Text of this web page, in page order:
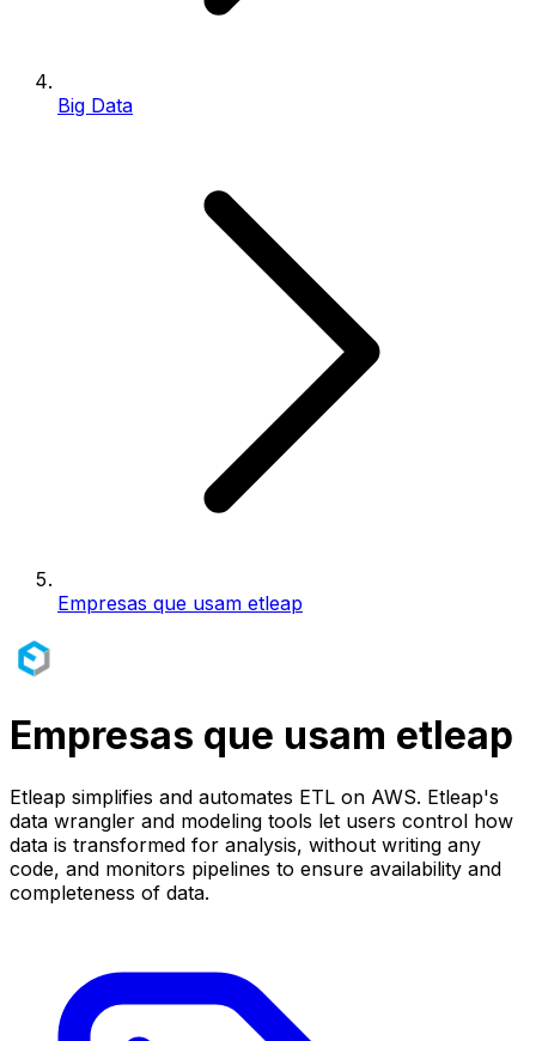
Big Data
Empresas que usam etleap
Empresas que usam etleap
Etleap simplifies and automates ETL on AWS. Etleap's
data wrangler and modeling tools let users control how
data is transformed for analysis, without writing any
code, and monitors pipelines to ensure availability and
completeness of data.